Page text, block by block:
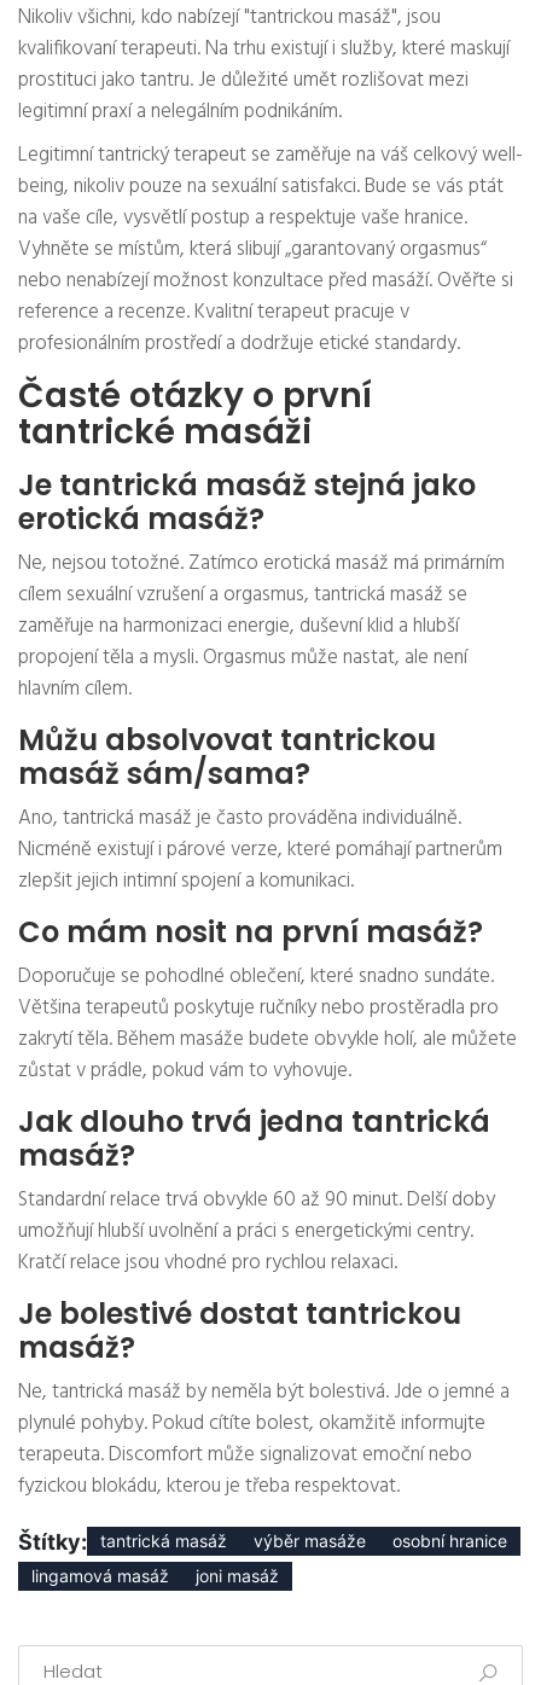
Nikoliv všichni, kdo nabízejí "tantrickou masáž", jsou
kvalifikovaní terapeuti. Na trhu existují i služby, které maskují
prostituci jako tantru. Je důležité umět rozlišovat mezi
legitimní praxí a nelegálním podnikáním.
Legitimní tantrický terapeut se zaměřuje na váš celkový well-
being, nikoliv pouze na sexuální satisfakci. Bude se vás ptát
na vaše cíle, vysvětlí postup a respektuje vaše hranice.
Vyhněte se místům, která slibují „garantovaný orgasmus“
nebo nenabízejí možnost konzultace před masáží. Ověřte si
reference a recenze. Kvalitní terapeut pracuje v
profesionálním prostředí a dodržuje etické standardy.
Časté otázky o první
tantrické masáži
Je tantrická masáž stejná jako
erotická masáž?
Ne, nejsou totožné. Zatímco erotická masáž má primárním
cílem sexuální vzrušení a orgasmus, tantrická masáž se
zaměřuje na harmonizaci energie, duševní klid a hlubší
propojení těla a mysli. Orgasmus může nastat, ale není
hlavním cílem.
Můžu absolvovat tantrickou
masáž sám/sama?
Ano, tantrická masáž je často prováděna individuálně.
Nicméně existují i párové verze, které pomáhají partnerům
zlepšit jejich intimní spojení a komunikaci.
Co mám nosit na první masáž?
Doporučuje se pohodlné oblečení, které snadno sundáte.
Většina terapeutů poskytuje ručníky nebo prostěradla pro
zakrytí těla. Během masáže budete obvykle holí, ale můžete
zůstat v prádle, pokud vám to vyhovuje.
Jak dlouho trvá jedna tantrická
masáž?
Standardní relace trvá obvykle 60 až 90 minut. Delší doby
umožňují hlubší uvolnění a práci s energetickými centry.
Kratčí relace jsou vhodné pro rychlou relaxaci.
Je bolestivé dostat tantrickou
masáž?
Ne, tantrická masáž by neměla být bolestivá. Jde o jemné a
plynulé pohyby. Pokud cítíte bolest, okamžitě informujte
terapeuta. Discomfort může signalizovat emoční nebo
fyzickou blokádu, kterou je třeba respektovat.
Štítky: tantrická masáž výběr masáže
osobní hranice
lingamová masáž
joni masáž